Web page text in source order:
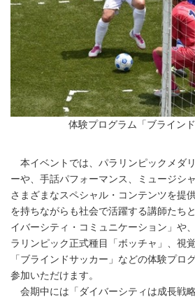
体験プログラム「ブラインド
本イベントでは、パラリンピックメダ
ーや、手話パフォーマンス、ミュージシ
さまざまなスペシャル・コンテンツを提
を持ちながらも社会で活躍する講師たち
イバーシティ・コミュニケーション」や
ラリンピック正式種目「ボッチャ」、視
「ブラインドサッカー」などの体験プロ
参加いただけます。
会期中には「ダイバーシティは成長戦